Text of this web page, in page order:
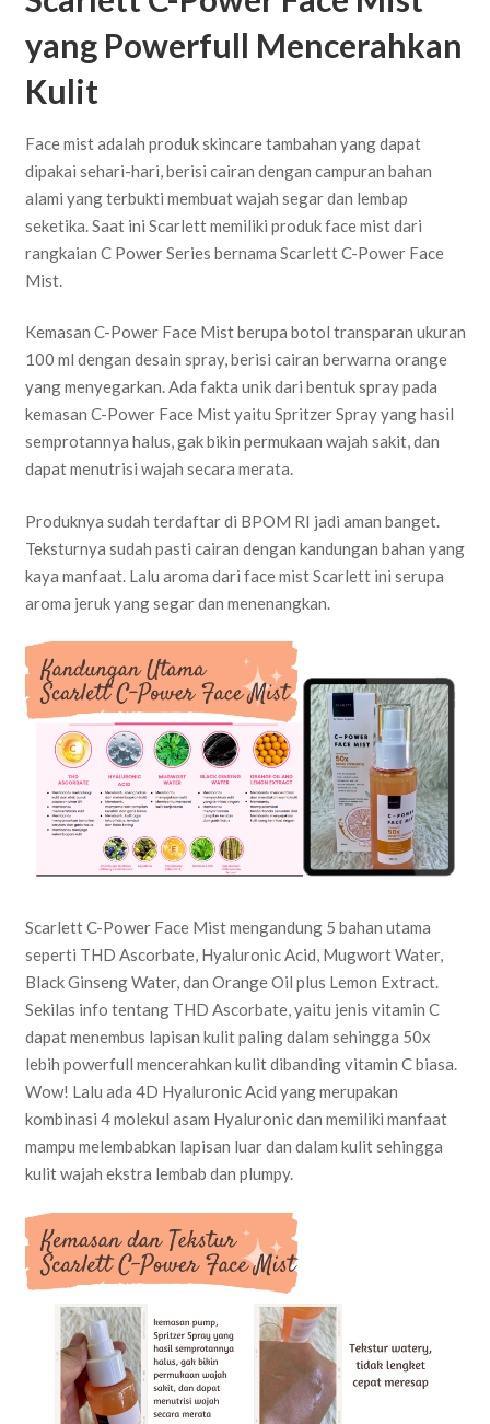
yang Powerfull Mencerahkan
Kulit
Face mist adalah produk skincare tambahan yang dapat
dipakai sehari-hari, berisi cairan dengan campuran bahan
alami yang terbukti membuat wajah segar dan lembap
seketika. Saat ini Scarlett memiliki produk face mist dari
rangkaian C Power Series bernama Scarlett C-Power Face
Mist.
Kemasan C-Power Face Mist berupa botol transparan ukuran
100 ml dengan desain spray, berisi cairan berwarna orange
yang menyegarkan. Ada fakta unik dari bentuk spray pada
kemasan C-Power Face Mist yaitu Spritzer Spray yang hasil
semprotannya halus, gak bikin permukaan wajah sakit, dan
dapat menutrisi wajah secara merata.
Produknya sudah terdaftar di BPOM RI jadi aman banget.
Teksturnya sudah pasti cairan dengan kandungan bahan yang
kaya manfaat. Lalu aroma dari face mist Scarlett ini serupa
aroma jeruk yang segar dan menenangkan.
Scarlett C-Power Face Mist mengandung 5 bahan utama
seperti THD Ascorbate, Hyaluronic Acid, Mugwort Water,
Black Ginseng Water, dan Orange Oil plus Lemon Extract.
Sekilas info tentang THD Ascorbate, yaitu jenis vitamin C
dapat menembus lapisan kulit paling dalam sehingga 50x
lebih powerfull mencerahkan kulit dibanding vitamin C biasa.
Wow! Lalu ada 4D Hyaluronic Acid yang merupakan
kombinasi 4 molekul asam Hyaluronic dan memiliki manfaat
mampu melembabkan lapisan luar dan dalam kulit sehingga
kulit wajah ekstra lembab dan plumpy.